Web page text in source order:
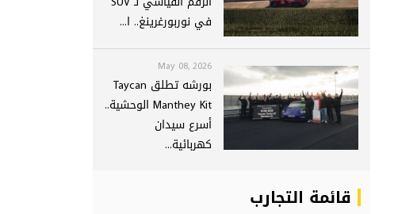
في نوربورغرينغ.. ا...
May 08, 2026
بورشه تطلق Taycan
Manthey Kit الوحشية..
أسرع سيدان
كهربائية...
قائمة التجارب